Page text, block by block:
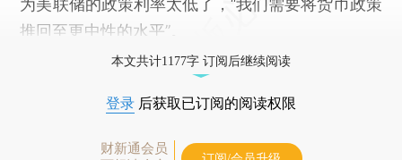
为美联储的政策利率太低了，“我们需要将货币政策
推回至更中性的水平”。
本文共计1177字 订阅后继续阅读
登录 后获取已订阅的阅读权限
财新通会员